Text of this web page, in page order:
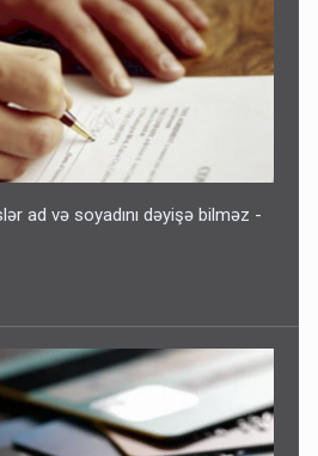
ad və soyadını dəyişə bilməz -